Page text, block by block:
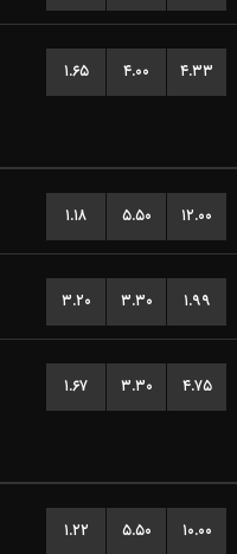
۱.۶۵ ۴.۰۰ ۴.۳۳
۱.۱۸ ۵.۵۰ ۱۲.۰۰
۳.۲۰ ۳.۳۰ ۱.۹۹
۱.۶۷ ۳.۳۰ ۴.۷۵
۱.۲۲ ۵.۵۰ ۱۰.۰۰